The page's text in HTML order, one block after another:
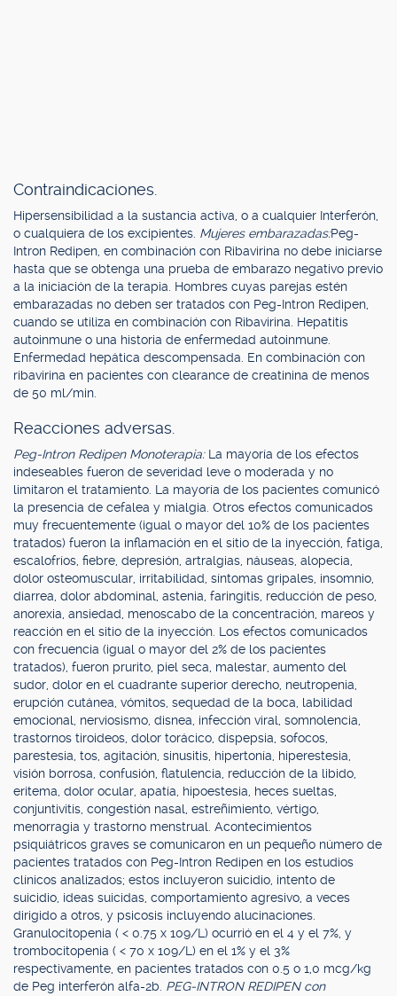
Contraindicaciones.
Hipersensibilidad a la sustancia activa, o a cualquier Interferón,
o cualquiera de los excipientes. Mujeres embarazadas:Peg-
Intron Redipen, en combinación con Ribavirina no debe iniciarse
hasta que se obtenga una prueba de embarazo negativo previo
a la iniciación de la terapia. Hombres cuyas parejas estén
embarazadas no deben ser tratados con Peg-Intron Redipen,
cuando se utiliza en combinación con Ribavirina. Hepatitis
autoinmune o una historia de enfermedad autoinmune.
Enfermedad hepática descompensada. En combinación con
ribavirina en pacientes con clearance de creatinina de menos
de 50 ml/min.
Reacciones adversas.
Peg-Intron Redipen Monoterapia: La mayoría de los efectos
indeseables fueron de severidad leve o moderada y no
limitaron el tratamiento. La mayoría de los pacientes comunicó
la presencia de cefalea y mialgia. Otros efectos comunicados
muy frecuentemente (igual o mayor del 10% de los pacientes
tratados) fueron la inflamación en el sitio de la inyección, fatiga,
escalofríos, fiebre, depresión, artralgias, náuseas, alopecia,
dolor osteomuscular, irritabilidad, síntomas gripales, insomnio,
diarrea, dolor abdominal, astenia, faringitis, reducción de peso,
anorexia, ansiedad, menoscabo de la concentración, mareos y
reacción en el sitio de la inyección. Los efectos comunicados
con frecuencia (igual o mayor del 2% de los pacientes
tratados), fueron prurito, piel seca, malestar, aumento del
sudor, dolor en el cuadrante superior derecho, neutropenia,
erupción cutánea, vómitos, sequedad de la boca, labilidad
emocional, nerviosismo, disnea, infección viral, somnolencia,
trastornos tiroideos, dolor torácico, dispepsia, sofocos,
parestesia, tos, agitación, sinusitis, hipertonía, hiperestesia,
visión borrosa, confusión, flatulencia, reducción de la libido,
eritema, dolor ocular, apatía, hipoestesia, heces sueltas,
conjuntivitis, congestión nasal, estreñimiento, vértigo,
menorragia y trastorno menstrual. Acontecimientos
psiquiátricos graves se comunicaron en un pequeño número de
pacientes tratados con Peg-Intron Redipen en los estudios
clínicos analizados; estos incluyeron suicidio, intento de
suicidio, ideas suicidas, comportamiento agresivo, a veces
dirigido a otros, y psicosis incluyendo alucinaciones.
Granulocitopenia ( < 0.75 x 109/L) ocurrió en el 4 y el 7%, y
trombocitopenia ( < 70 x 109/L) en el 1% y el 3%
respectivamente, en pacientes tratados con 0.5 o 1,0 mcg/kg
de Peg interferón alfa-2b. PEG-INTRON REDIPEN con